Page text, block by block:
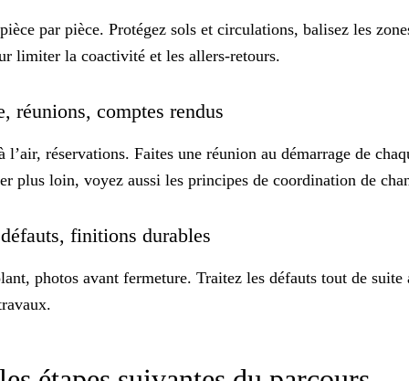
par pièce. Protégez sols et circulations, balisez les
limiter la coactivité et les allers-retours.
réunions, comptes rendus
l’air, réservations. Faites une réunion au démarrage de
plus loin, voyez aussi les principes de coordination de
finitions durables
photos avant fermeture. Traitez les défauts tout de